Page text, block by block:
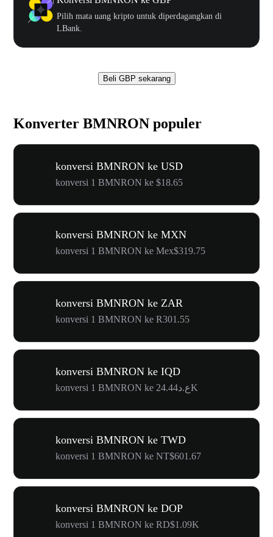
Pilih mata uang kripto untuk diperdagangkan di
LBank.
Beli GBP sekarang
Konverter BMNRON populer
konversi BMNRON ke USD
konversi 1 BMNRON ke $18.65
konversi BMNRON ke MXN
konversi 1 BMNRON ke Mex$319.75
konversi BMNRON ke ZAR
konversi 1 BMNRON ke R301.55
konversi BMNRON ke IQD
konversi 1 BMNRON ke ع.د24.44K
konversi BMNRON ke TWD
konversi 1 BMNRON ke NT$601.67
konversi BMNRON ke DOP
konversi 1 BMNRON ke RD$1.09K